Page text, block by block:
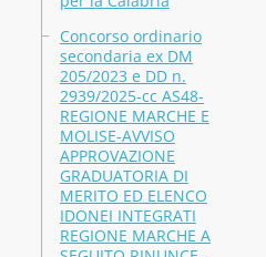
Concorso ordinario
secondaria ex DM
205/2023 e DD n.
2939/2025-cc AS48-
REGIONE MARCHE E
MOLISE-AVVISO
APPROVAZIONE
GRADUATORIA DI
MERITO ED ELENCO
IDONEI INTEGRATI
REGIONE MARCHE A